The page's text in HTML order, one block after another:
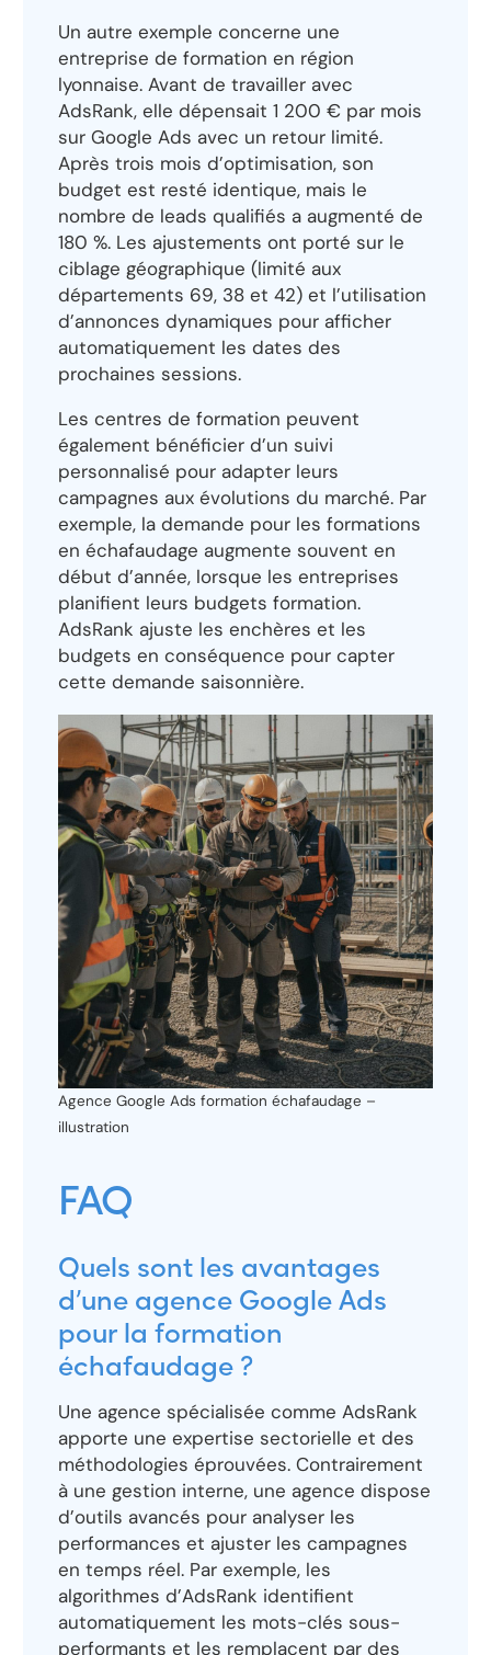
Un autre exemple concerne une
entreprise de formation en région
lyonnaise. Avant de travailler avec
AdsRank, elle dépensait 1 200 € par mois
sur Google Ads avec un retour limité.
Après trois mois d’optimisation, son
budget est resté identique, mais le
nombre de leads qualifiés a augmenté de
180 %. Les ajustements ont porté sur le
ciblage géographique (limité aux
départements 69, 38 et 42) et l’utilisation
d’annonces dynamiques pour afficher
automatiquement les dates des
prochaines sessions.
Les centres de formation peuvent
également bénéficier d’un suivi
personnalisé pour adapter leurs
campagnes aux évolutions du marché. Par
exemple, la demande pour les formations
en échafaudage augmente souvent en
début d’année, lorsque les entreprises
planifient leurs budgets formation.
AdsRank ajuste les enchères et les
budgets en conséquence pour capter
cette demande saisonnière.
Agence Google Ads formation échafaudage –
illustration
FAQ
Quels sont les avantages
d’une agence Google Ads
pour la formation
échafaudage ?
Une agence spécialisée comme AdsRank
apporte une expertise sectorielle et des
méthodologies éprouvées. Contrairement
à une gestion interne, une agence dispose
d’outils avancés pour analyser les
performances et ajuster les campagnes
en temps réel. Par exemple, les
algorithmes d’AdsRank identifient
automatiquement les mots-clés sous-
performants et les remplacent par des